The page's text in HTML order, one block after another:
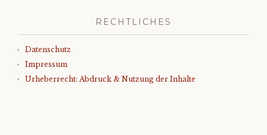
RECHTLICHES
Datenschutz
Impressum
Urheberrecht: Abdruck & Nutzung der Inhalte